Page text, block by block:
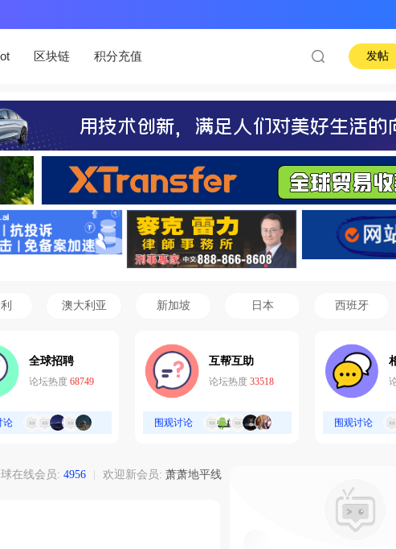
区块链 积分充值 发帖
澳大利亚 新加坡 日本 西班牙
全球招聘
论坛热度 68749
论
互帮互助
论坛热度 33518
围观讨论 围观讨论
在线会员: 4956 欢迎新会员: 萧萧地平线